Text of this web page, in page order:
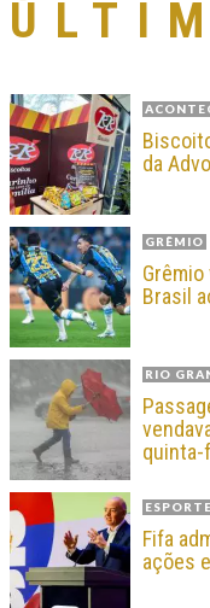
da
GRÊMIO
Brasil
RIO
quinta-
ESPORTE
Fifa
ações